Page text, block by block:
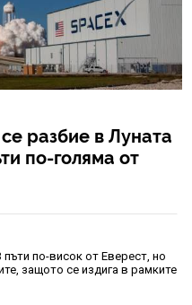
разбие в Луната
по-голяма от
пъти по-висок от Еверест, но
защото се издига в рамките